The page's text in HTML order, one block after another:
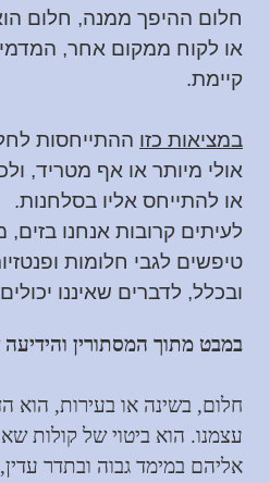
חלום ההיפך ממנה, חלום
או לקוח ממקום אחר,
קיימת.
במציאות כזו ההתייחסות
אולי מיותר או אף מטריד,
או להתייחס אליו בסלחנות.
לעיתים קרובות אנחנו
טיפשים לגבי חלומות
ובכלל, לדברים שאיננו
במבט מתוך המסתורין
חלום, בשינה או בעירות, הוא
עצמנו. הוא ביטוי של קולות
אליהם במימד גבוה ובתדר